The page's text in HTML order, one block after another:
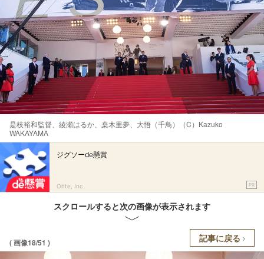
是枝裕和監督、綾瀬はるか、桒木里夢、大悟（千鳥）（C）Kazuko
WAKAYAMA
ジグソーde懸賞
Ohte, Inc. PR
スクロールすると次の画像が表示されます
( 画像18/51 ) 記事に戻る